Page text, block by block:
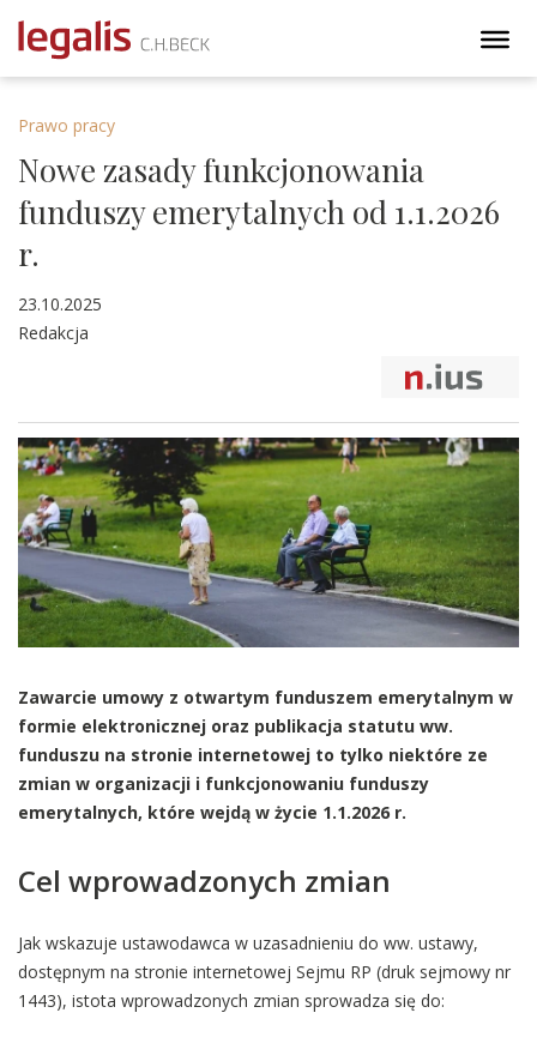
Prawo pracy
Nowe zasady funkcjonowania
funduszy emerytalnych od 1.1.2026
r.
23.10.2025
Redakcja
Zawarcie umowy z otwartym funduszem emerytalnym w
formie elektronicznej oraz publikacja statutu ww.
funduszu na stronie internetowej to tylko niektóre ze
zmian w organizacji i funkcjonowaniu funduszy
emerytalnych, które wejdą w życie 1.1.2026 r.
Cel wprowadzonych zmian
Jak wskazuje ustawodawca w uzasadnieniu do ww. ustawy,
dostępnym na stronie internetowej Sejmu RP (druk sejmowy nr
1443), istota wprowadzonych zmian sprowadza się do: